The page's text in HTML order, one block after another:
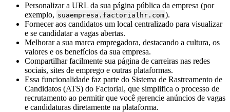
Personalizar a URL da sua página pública da empresa (por
exemplo, suaempresa . factorialhr. com).
Fornecer aos candidatos um local centralizado para visualizar
e se candidatar a vagas abertas.
Melhorar a sua marca empregadora, destacando a cultura, os
valores e os benefícios da sua empresa.
Compartilhar facilmente sua página de carreiras nas redes
sociais, sites de emprego e outras plataformas.
Essa funcionalidade faz parte do Sistema de Rastreamento de
Candidatos (ATS) do Factorial, que simplifica o processo de
recrutamento ao permitir que você gerencie anúncios de vagas
e candidaturas diretamente na plataforma.